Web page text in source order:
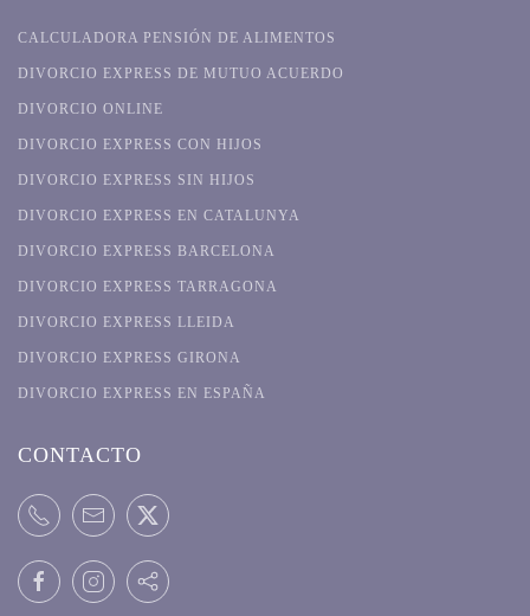
CALCULADORA PENSIÓN DE ALIMENTOS
DIVORCIO EXPRESS DE MUTUO ACUERDO
DIVORCIO ONLINE
DIVORCIO EXPRESS CON HIJOS
DIVORCIO EXPRESS SIN HIJOS
DIVORCIO EXPRESS EN CATALUNYA
DIVORCIO EXPRESS BARCELONA
DIVORCIO EXPRESS TARRAGONA
DIVORCIO EXPRESS LLEIDA
DIVORCIO EXPRESS GIRONA
DIVORCIO EXPRESS EN ESPAÑA
CONTACTO